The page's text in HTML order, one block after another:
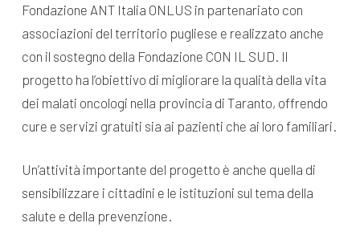
Fondazione ANT Italia ONLUS in partenariato con
associazioni del territorio pugliese e realizzato anche
con il sostegno della Fondazione CON IL SUD. Il
progetto ha l’obiettivo di migliorare la qualità della vita
dei malati oncologi nella provincia di Taranto, offrendo
cure e servizi gratuiti sia ai pazienti che ai loro familiari.
Un’attività importante del progetto è anche quella di
sensibilizzare i cittadini e le istituzioni sul tema della
salute e della prevenzione.